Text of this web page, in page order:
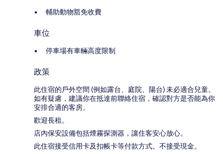
輔助動物豁免收費
車位
停車場有車輛高度限制
政策
此住宿的戶外空間 (例如露台、庭院、陽台) 未必適合兒童。
如有疑慮，建議你在抵達前聯絡住宿，確認對方是否能為你
安排合適的客房。
歡迎長租。
店內保安設備包括煙霧探測器，讓住客安心放心。
此住宿接受信用卡及扣帳卡等付款方式。不接受現金。